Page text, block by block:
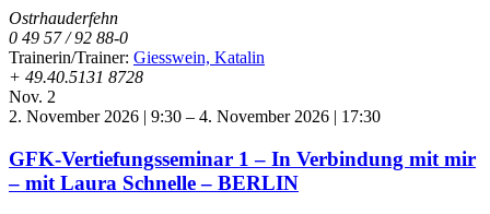
Ostrhauderfehn
0 49 57 / 92 88-0
Trainerin/Trainer: Giesswein, Katalin
+ 49.40.5131 8728
Nov. 2
2. November 2026 | 9:30 – 4. November 2026 | 17:30
GFK-Vertiefungsseminar 1 – In Verbindung mit mir
– mit Laura Schnelle – BERLIN